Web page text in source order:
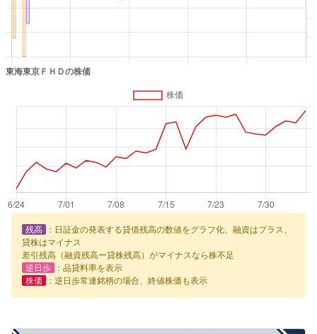
残高
：日証金の発表する貸借残高の数値をグラフ化、融資はプラス、
貸株はマイナス
差引残高（融資残高ー貸株残高）がマイナスなら株不足
逆日歩
：品貸料率を表示
株価
：逆日歩常連銘柄の場合、終値株価も表示